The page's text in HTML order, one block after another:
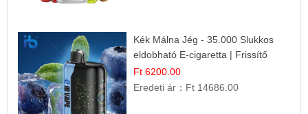
Kék Málna Jég - 35.000 Slukkos
eldobható E-cigaretta | Frissítő
Ízélmény
Ft 6200.00
Eredeti ár： Ft 14686.00